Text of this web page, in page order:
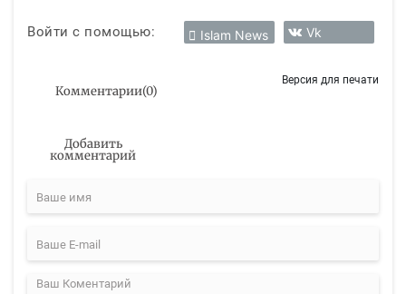
Войти с помощью: Islam News Vk
Комментарии(0)
Версия для печати
Добавить
комментарий